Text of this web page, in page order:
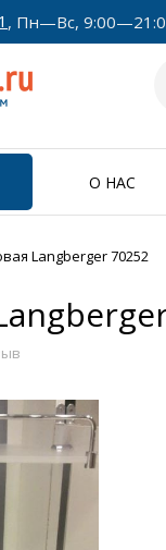
, Пн—Вс,
О НАС
Langberger 70252